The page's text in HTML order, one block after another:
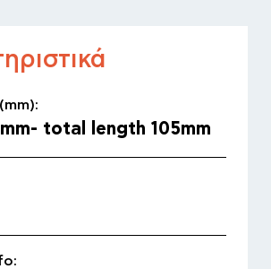
total length 105mm